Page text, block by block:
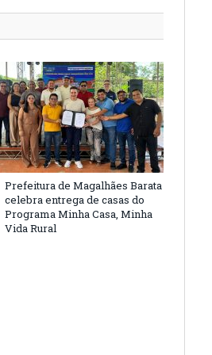
Prefeitura de Magalhães Barata
celebra entrega de casas do
Programa Minha Casa, Minha
Vida Rural